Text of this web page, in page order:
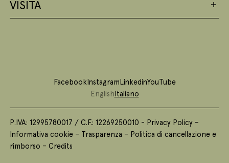
VISITA
FacebookInstagramLinkedinYouTube
EnglishItaliano
P.IVA: 12995780017 / C.F.: 12269250010 - Privacy Policy –
Informativa cookie – Trasparenza – Politica di cancellazione e
rimborso –Credits